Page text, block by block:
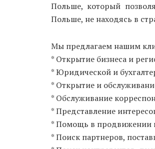
Польше, который
Польше, не находясь в
Мы предлагаем нашим
* Открытие бизнеса и
* Юридической и
* Открытие и
* Обслуживание
* Представление
* Помощь в продвижении
* Поиск партнеров,